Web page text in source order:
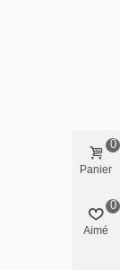
Panier
0
Aimé
0